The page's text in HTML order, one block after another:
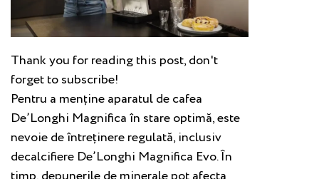
Thank you for reading this post, don't
forget to subscribe!
Pentru a menține aparatul de cafea
De’Longhi Magnifica în stare optimă, este
nevoie de întreținere regulată, inclusiv
decalcifiere De’Longhi Magnifica Evo. În